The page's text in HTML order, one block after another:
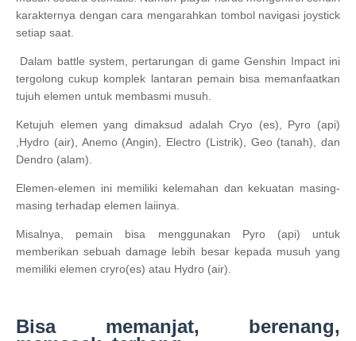
karakternya dengan cara mengarahkan tombol navigasi joystick
setiap saat.
Dalam battle system, pertarungan di game Genshin Impact ini
tergolong cukup komplek lantaran pemain bisa memanfaatkan
tujuh elemen untuk membasmi musuh.
Ketujuh elemen yang dimaksud adalah Cryo (es), Pyro (api)
,Hydro (air), Anemo (Angin), Electro (Listrik), Geo (tanah), dan
Dendro (alam).
Elemen-elemen ini memiliki kelemahan dan kekuatan masing-
masing terhadap elemen laiinya.
Misalnya, pemain bisa menggunakan Pyro (api) untuk
memberikan sebuah damage lebih besar kepada musuh yang
memiliki elemen cryro(es) atau Hydro (air).
Bisa memanjat, berenang,